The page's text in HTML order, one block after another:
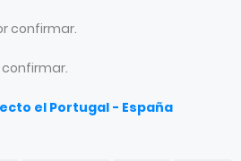
confirmar.
confirmar.
el Portugal - España